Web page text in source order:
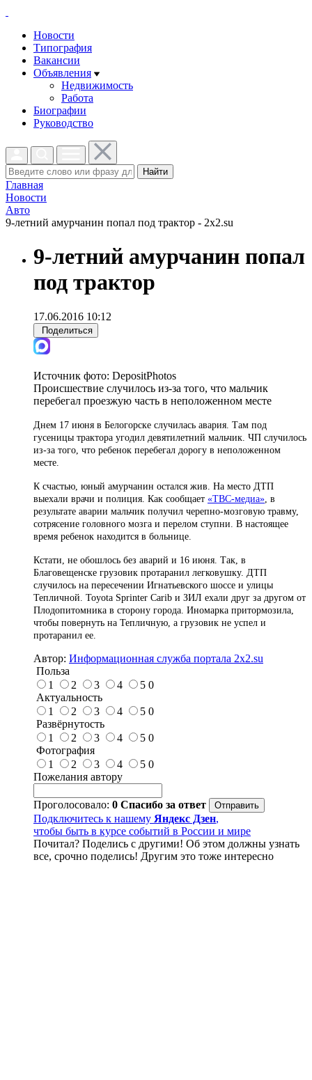
Новости
Типография
Вакансии
Объявления
Недвижимость
Работа
Биографии
Руководство
Найти
Главная
Новости
Авто
9-летний амурчанин попал под трактор - 2x2.su
9-летний амурчанин попал
под трактор
17.06.2016 10:12
Поделиться
Источник фото: DepositPhotos
Происшествие случилось из-за того, что мальчик
перебегал проезжую часть в неположенном месте
Днем 17 июня в Белогорске случилась авария. Там под
гусеницы трактора угодил девятилетний мальчик. ЧП случилось
из-за того, что ребенок перебегал дорогу в неположенном
месте.
К счастью, юный амурчанин остался жив. На место ДТП
выехали врачи и полиция. Как сообщает «ТВС-медиа» , в
результате аварии мальчик получил черепно-мозговую травму,
сотрясение головного мозга и перелом ступни. В настоящее
время ребенок находится в больнице.
Кстати, не обошлось без аварий и 16 июня. Так, в
Благовещенске грузовик протаранил легковушку. ДТП
случилось на пересечении Игнатьевского шоссе и улицы
Тепличной. Toyota Sprinter Carib и ЗИЛ ехали друг за другом от
Плодопитомника в сторону города. Иномарка притормозила,
чтобы повернуть на Тепличную, а грузовик не успел и
протаранил ее.
Автор: Информационная служба портала 2x2.su
Польза
1
2 3 4 5 0
Актуальность
1
2 3 4 5 0
Развёрнутость
1
2 3 4 5 0
Фотография
1
2 3 4 5 0
Пожелания автору
Проголосовало: 0 Спасибо за ответ
Подключитесь к нашему Яндекс Дзен,
чтобы быть в курсе событий в России и мире
Почитал? Поделись с другими! Об этом должны узнать
все, срочно поделись! Другим это тоже интересно